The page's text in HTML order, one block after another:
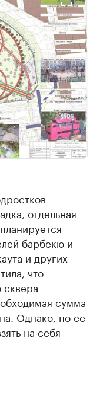
отдельная
барбекю и
и других
что
сумма
Однако, по ее
на себя